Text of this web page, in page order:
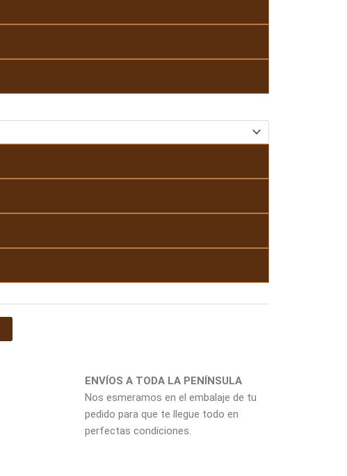
ENVÍOS A TODA LA PENÍNSULA
Nos esmeramos en el embalaje de tu
pedido para que te llegue todo en
perfectas condiciones.